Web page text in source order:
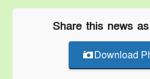
Share this news
Download